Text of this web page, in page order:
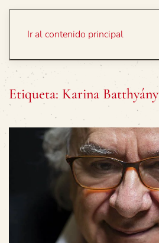
Ir al contenido principal
Etiqueta: Karina Batthyány